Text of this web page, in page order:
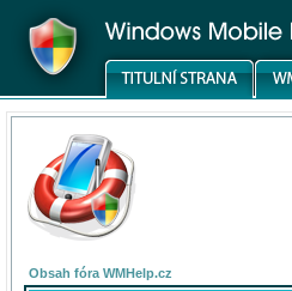
Obsah fóra WMHelp.cz